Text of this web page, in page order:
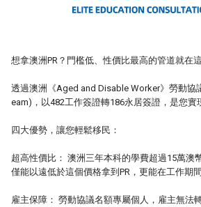
想拿澳洲PR？門檻低、性價比最高的管道就在
透過澳洲《Aged and Disable Worker》勞動協
eam)，以482工作簽證轉186永居簽證，是您實
四大優勢，讓您輕鬆移民：
超高性價比： 澳洲三年本科的學費超過15萬澳
僅能以遠低於這個價格拿到PR，更能在工作期
雇主保障： 勞動協議名額專屬個人，雇主無法